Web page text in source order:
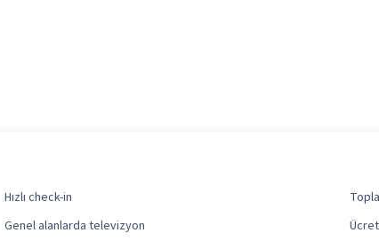
Hızlı check-in
Genel alanlarda televizyon